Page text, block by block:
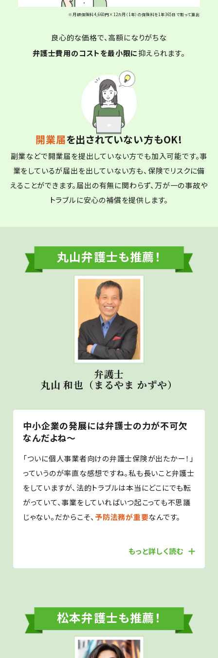
※月額保険料4,660円×12カ月（1年）の保険料を1年365日で割って算出
良心的な価格で、高額になりがちな
弁護士費用のコストを最小限に抑えられます。
開業届を出されていない方もOK!
副業などで開業届を提出していない方でも加入可能です。事
業をしているが届出を出していない方も、保険でリスクに備
えることができます。届出の有無に関わらず、万が一の事故や
トラブルに安心の補償を提供します。
丸山弁護士も推薦！
弁護士
丸山 和也（まるやま かずや）
中小企業の発展には弁護士の力が不可欠
なんだよね～
「ついに個人事業者向けの弁護士保険が出たかー！」
っていうのが率直な感想ですね。私も長いこと弁護士
をしていますが、法的トラブルは本当にどこにでも転
がっていて、事業をしていればいつ起こっても不思議
じゃない。だからこそ、 予防法務が重要なんです。
もっと詳しく読む
松本弁護士も推薦！